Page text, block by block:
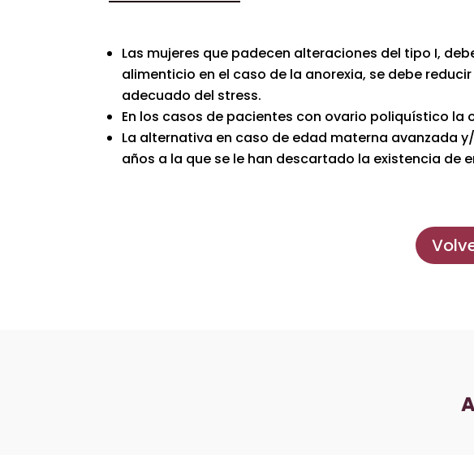
Las mujeres que padecen alteraciones del tipo I,
alimenticio en el caso de la anorexia, se debe
adecuado del stress.
En los casos de pacientes con ovario poliquístico
La alternativa en caso de edad materna avanzada
años a la que se le han descartado la existencia de